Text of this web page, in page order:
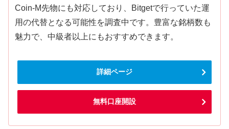
Coin-M先物にも対応しており、Bitgetで行っていた運
用の代替となる可能性を調査中です。豊富な銘柄数も
魅力で、中級者以上にもおすすめできます。
詳細ページ
無料口座開設